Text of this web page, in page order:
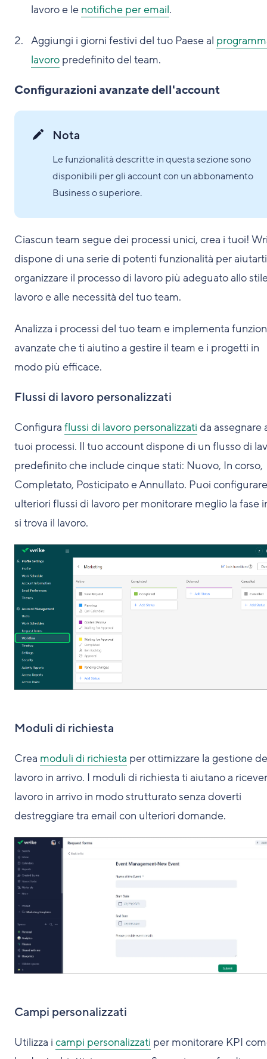
lavoro e le notifiche per email.
Aggiungi i giorni festivi del tuo Paese al
lavoro predefinito del team.
Configurazioni avanzate dell'account
Nota
Le funzionalità descritte in questa sezione sono
disponibili per gli account con un abbonamento
Business o superiore.
Ciascun team segue dei processi unici, crea i tuoi!
dispone di una serie di potenti funzionalità per
organizzare il processo di lavoro più adeguato allo
lavoro e alle necessità del tuo team.
Analizza i processi del tuo team e implementa
avanzate che ti aiutino a gestire il team e i progetti in
modo più efficace.
Flussi di lavoro personalizzati
Configura flussi di lavoro personalizzati da assegnare
tuoi processi. Il tuo account dispone di un flusso di
predefinito che include cinque stati: Nuovo, In corso,
Completato, Posticipato e Annullato. Puoi configurare
ulteriori flussi di lavoro per monitorare meglio la fase
si trova il lavoro.
Moduli di richiesta
Crea moduli di richiesta per ottimizzare la gestione
lavoro in arrivo. I moduli di richiesta ti aiutano a
lavoro in arrivo in modo strutturato senza doverti
destreggiare tra email con ulteriori domande.
Campi personalizzati
Utilizza i campi personalizzati per monitorare KPI